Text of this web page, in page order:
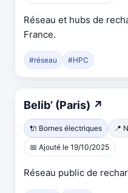
Réseau et hubs de
France.
#réseau #HPC
Belib’ (Paris) ↗
🔌 Bornes électriques 📍
📅 Ajouté le 19/10/2025
Réseau public de